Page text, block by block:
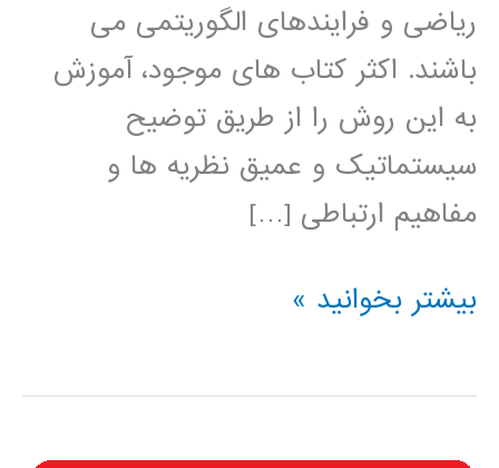
ریاضی و فرایندهای الگوریتمی می
باشند. اکثر کتاب های موجود، آموزش
به این روش را از طریق توضیح
سیستماتیک و عمیق نظریه ها و
مفاهیم ارتباطی […]
کتاب
مسئله-
بیشتر بخوانید »